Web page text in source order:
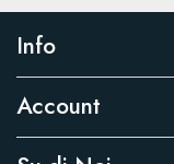
Info
Account